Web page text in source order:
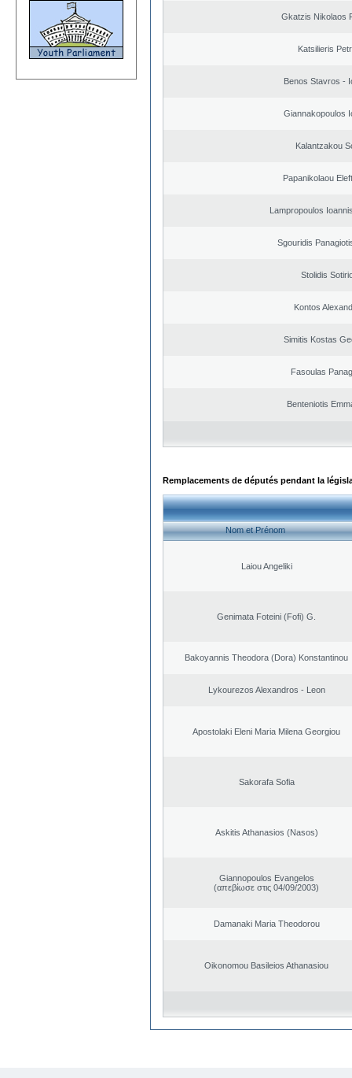
Gkatzis Nikolaos
Katsilieris
Benos Stavros -
Giannakopoulos
Kalantzakou
Papanikolaou
Lampropoulos
Sgouridis
Stolidis
Kontos
Simitis Kostas
Fasoulas
Benteniotis
Remplacements de députés pendant la
Nom et Prénom
Laiou Angeliki
Genimata Foteini (Fofi) G.
Bakoyannis Theodora (Dora) Konstantinou
Lykourezos Alexandros - Leon
Apostolaki Eleni Maria Milena Georgiou
Sakorafa Sofia
Askitis Athanasios (Nasos)
Giannopoulos Evangelos
(απεβίωσε στις 04/09/2003)
Damanaki Maria Theodorou
Oikonomou Basileios Athanasiou